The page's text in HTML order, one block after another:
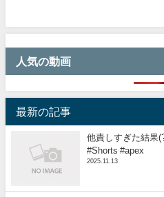
人気の動画
最新の記事
他責しすぎた結果
#Shorts #apex
2025.11.13